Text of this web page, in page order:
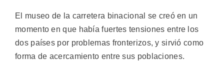
El museo de la carretera binacional se creó en un
momento en que había fuertes tensiones entre los
dos países por problemas fronterizos, y sirvió como
forma de acercamiento entre sus poblaciones.